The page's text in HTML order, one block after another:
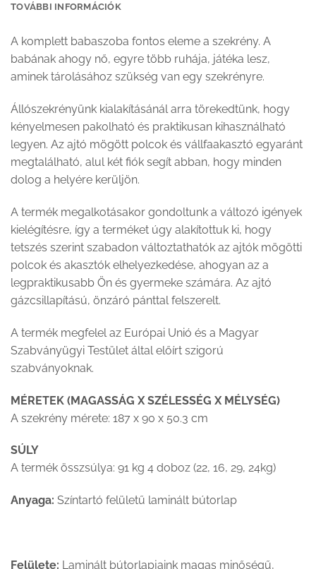
TOVÁBBI INFORMÁCIÓK
A komplett babaszoba fontos eleme a szekrény. A
babának ahogy nő, egyre több ruhája, játéka lesz,
aminek tárolásához szükség van egy szekrényre.
Állószekrényünk kialakításánál arra törekedtünk, hogy
kényelmesen pakolható és praktikusan kihasználható
legyen. Az ajtó mögött polcok és vállfaakasztó egyaránt
megtalálható, alul két fiók segít abban, hogy minden
dolog a helyére kerüljön.
A termék megalkotásakor gondoltunk a változó igények
kielégítésre, így a terméket úgy alakítottuk ki, hogy
tetszés szerint szabadon változtathatók az ajtók mögötti
polcok és akasztók elhelyezkedése, ahogyan az a
legpraktikusabb Ön és gyermeke számára. Az ajtó
gázcsillapítású, önzáró pánttal felszerelt.
A termék megfelel az Európai Unió és a Magyar
Szabványügyi Testület által előírt szigorú
szabványoknak.
MÉRETEK (MAGASSÁG X SZÉLESSÉG X MÉLYSÉG)
A szekrény mérete: 187 x 90 x 50.3 cm
SÚLY
A termék összsúlya: 91 kg 4 doboz (22, 16, 29, 24kg)
Anyaga: Színtartó felületű laminált bútorlap
Felülete: Laminált bútorlapjaink magas minőségű,